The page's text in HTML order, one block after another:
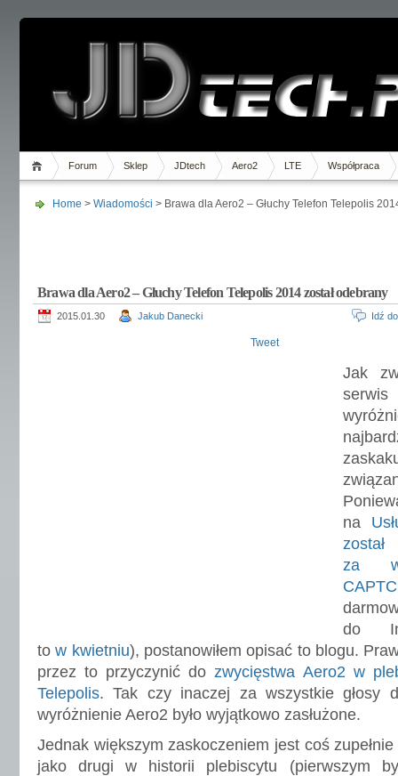
Forum Sklep JDtech Aero2 LTE Współpraca
Home > Wiadomości > Brawa dla Aero2 – Głuchy Telefon Telepolis
Brawa dla Aero2 – Głuchy Telefon Telepolis 2014 został odebrany
2015.01.30 Jakub Danecki Idź
Tweet
Jak
na
za
do
tow kwietniu), postanowiłem opisać to blogu.
przez to przyczynić dozwycięstwa Aero2 w
Telepolis. Tak czy inaczej za wszystkie głosy
wyróżnienie Aero2 było wyjątkowo zasłużone.
Jednak większym zaskoczeniem jest coś
jako drugi w historii plebiscytu (pierwszym